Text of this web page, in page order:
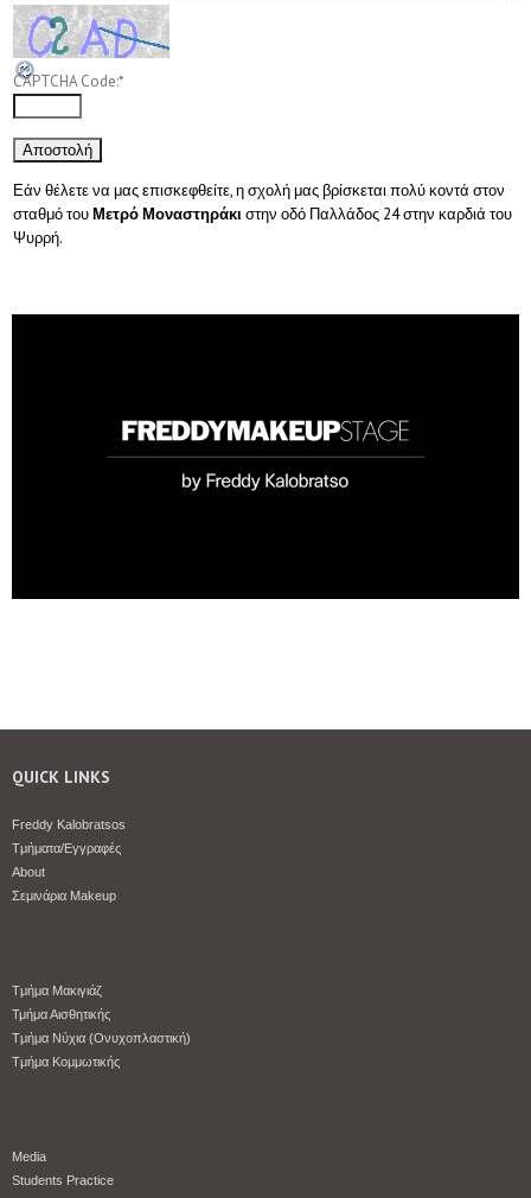
CAPTCHA Code:*
Εάν θέλετε να μας επισκεφθείτε, η σχολή μας βρίσκεται πολύ κοντά στον
σταθμό τουΜετρό Μοναστηράκι στην οδό Παλλάδος 24 στην καρδιά του
Ψυρρή.
QUICK LINKS
Freddy Kalobratsos
Tμήματα/Εγγραφές
About
Σεμινάρια Makeup
Tμήμα Μακιγιάζ
Τμήμα Αισθητικής
Tμήμα Νύχια (Ονυχοπλαστική)
Tμήμα Κομμωτικής
Media
Students Practice